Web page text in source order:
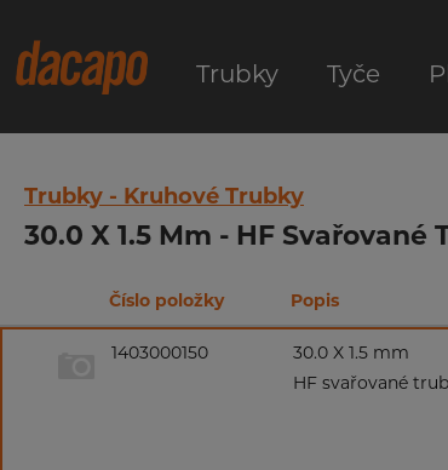
Trubky Tyče
Trubky - Kruhové Trubky
30.0 X 1.5 Mm - HF Svařované
Číslo položky Popis
1403000150
30.0 X 1.5 mm
HF svařované